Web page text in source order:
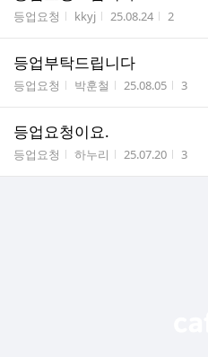
게시판명
등업요청 작성자
kkyj 작성시간
25.08.24 조회수
2
등업부탁드립니다
게시판명
등업요청 작성자
박훈철 작성시간
25.08.05 조회수
3
등업요청이요.
게시판명
등업요청 작성자
하누리 작성시간
25.07.20 조회수
3